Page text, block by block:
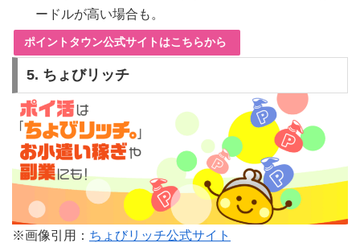
ードルが高い場合も。
ポイントタウン公式サイトはこちらから
5. ちょびリッチ
※画像引用： ちょびリッチ公式サイト